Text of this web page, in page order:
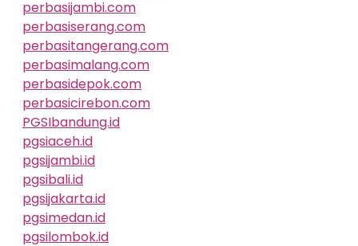
perbasijambi.com
perbasiserang.com
perbasitangerang.com
perbasimalang.com
perbasidepok.com
perbasicirebon.com
PGSIbandung.id
pgsiaceh.id
pgsijambi.id
pgsibali.id
pgsijakarta.id
pgsimedan.id
pgsilombok.id